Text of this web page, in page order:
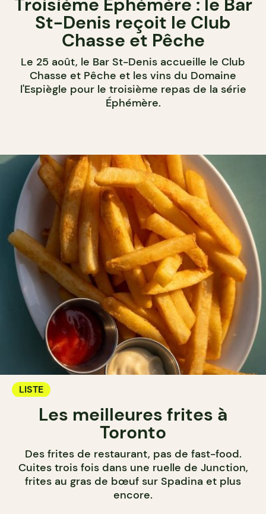
St-Denis reçoit le Club
Chasse et Pêche
Le 25 août, le Bar St-Denis accueille le Club
Chasse et Pêche et les vins du Domaine
l'Espiègle pour le troisième repas de la série
Éphémère.
LISTE
Les meilleures frites à
Toronto
Des frites de restaurant, pas de fast-food.
Cuites trois fois dans une ruelle de Junction,
frites au gras de bœuf sur Spadina et plus
encore.